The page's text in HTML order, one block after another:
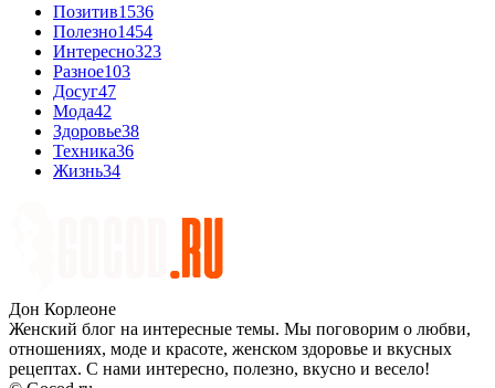
Позитив1536
Полезно1454
Интересно323
Разное103
Досуг47
Мода42
Здоровье38
Техника36
Жизнь34
Дон Корлеоне
Женский блог на интересные темы. Мы поговорим о любви,
отношениях, моде и красоте, женском здоровье и вкусных
рецептах. С нами интересно, полезно, вкусно и весело!